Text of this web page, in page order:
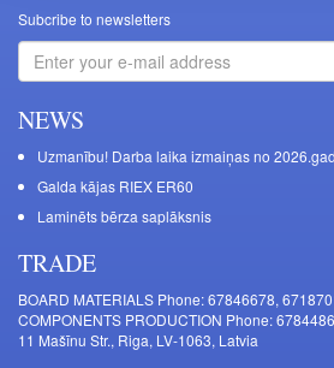
Subcribe to newsletters
NEWS
Uzmanību! Darba laika izmaiņas no
Galda kājas RIEX ER60
Laminēts bērza saplāksnis
TRADE
BOARD MATERIALS Phone: 67846678,
COMPONENTS PRODUCTION Phone:
11 Mašīnu Str., Riga, LV-1063, Latvia